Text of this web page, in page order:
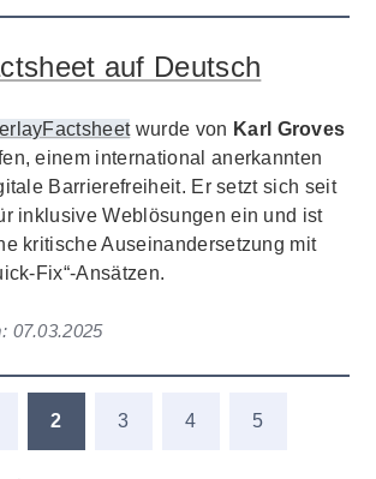
auf Deutsch
wurde von Karl Groves
einem international anerkannten
Barrierefreiheit. Er setzt sich seit
inklusive Weblösungen ein und ist
kritische Auseinandersetzung mit
Fix“-Ansätzen.
07.03.2025
2 3 4 5